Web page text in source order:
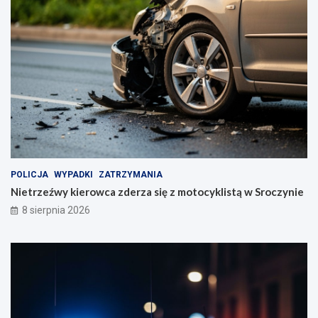
a
s
t
k
i
m
POLICJA WYPADKI ZATRZYMANIA
Nietrzeźwy kierowca zderza się z motocyklistą w Sroczynie
8 sierpnia 2026